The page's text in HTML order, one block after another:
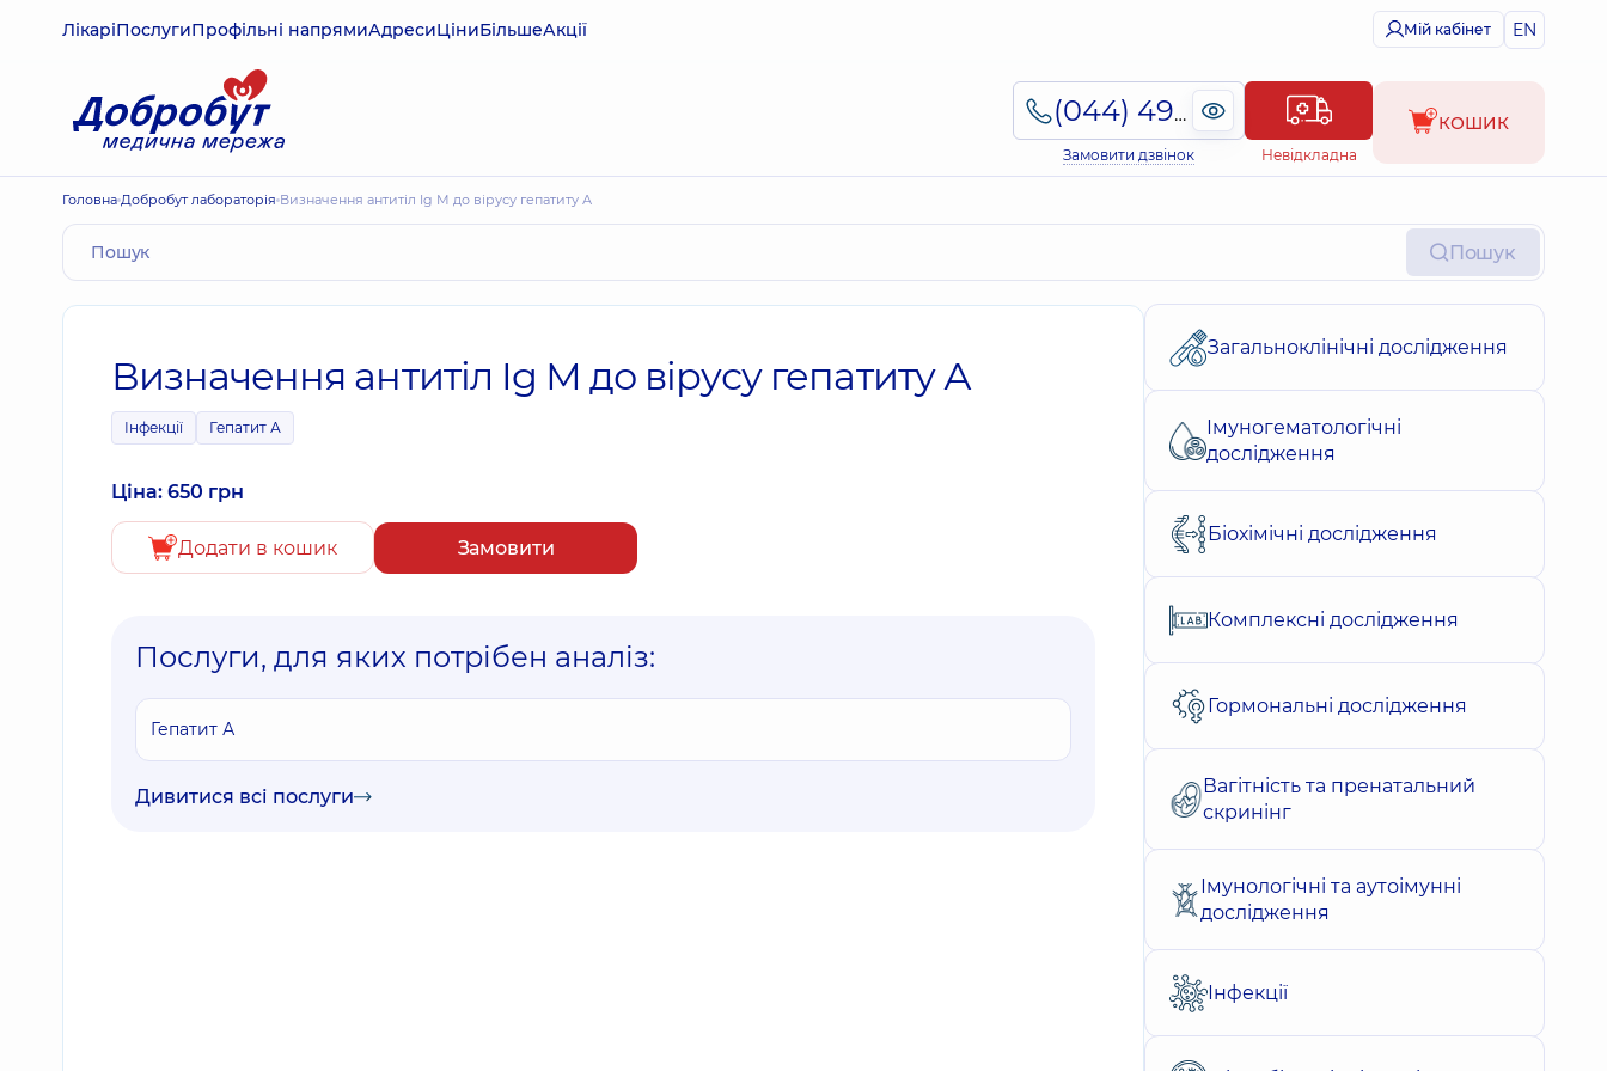
ЛікаріПослугиПрофільні напрямиАдресиЦіниБільшеАкції Мій кабінет EN
(044) 495-2-888
Замовити дзвінок Невідкладна
КОШИК
Головна Добробут лабораторія Визначення антитіл Ig М до вірусу гепатиту А
Пошук
Визначення антитіл Ig М до вірусу гепатиту А
Інфекції Гепатит А
Ціна: 650 грн
Додати в кошик Замовити
Послуги, для яких потрібен аналіз:
Гепатит А
Дивитися всі послуги
Загальноклінічні дослідження
Імуногематологічні
дослідження
Біохімічні дослідження
Комплексні дослідження
Гормональні дослідження
Вагітність та пренатальний
скринінг
Імунологічні та аутоімунні
дослідження
Інфекції